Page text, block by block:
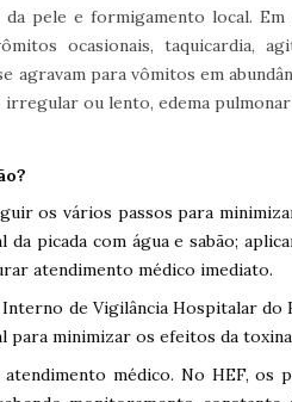
pele e formigamento local. Em
ocasionais, taquicardia,
para vômitos em
ou lento, edema pulmonar
os vários passos para
picada com água e sabão;
atendimento médico imediato.
de Vigilância Hospitalar do
para minimizar os efeitos da
médico. No HEF, os